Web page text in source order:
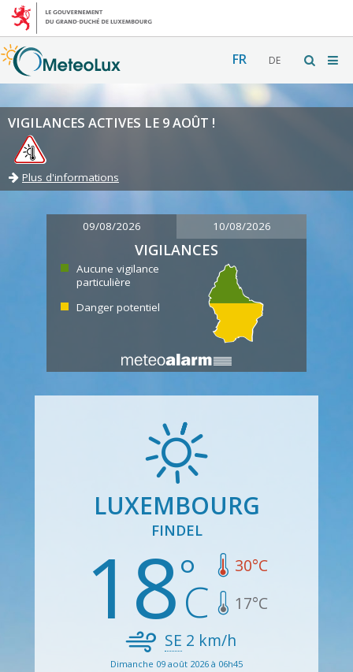
FR DE
VIGILANCES ACTIVES LE 9 AOÛT !
Plus d'informations
09/08/2026 10/08/2026
VIGILANCES
Aucune vigilance
particulière
Danger potentiel
LUXEMBOURG
FINDEL
18 30°C
17°C
SE 2 km/h
Dimanche 09 août 2026 à 06h45